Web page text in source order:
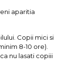
aparitia
Copii mici si
8-10 ore).
nu lasati copiii